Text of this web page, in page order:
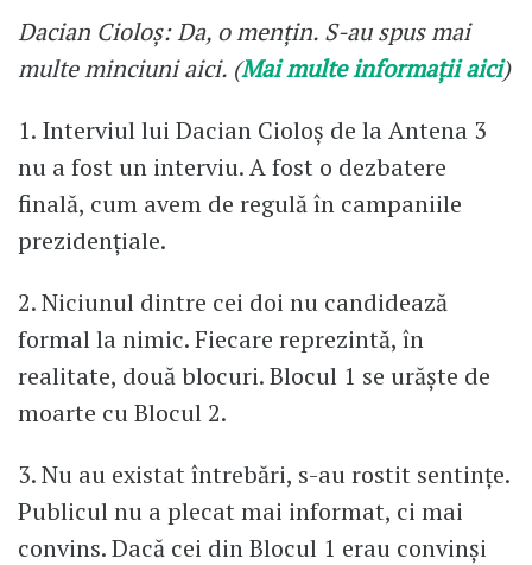
Dacian Cioloș: Da, o mențin. S-au spus mai
multe minciuni aici. (Mai multe informații aici)
1. Interviul lui Dacian Cioloș de la Antena 3
nu a fost un interviu. A fost o dezbatere
finală, cum avem de regulă în campaniile
prezidențiale.
2. Niciunul dintre cei doi nu candidează
formal la nimic. Fiecare reprezintă, în
realitate, două blocuri. Blocul 1 se urăște de
moarte cu Blocul 2.
3. Nu au existat întrebări, s-au rostit sentințe.
Publicul nu a plecat mai informat, ci mai
convins. Dacă cei din Blocul 1 erau convinși